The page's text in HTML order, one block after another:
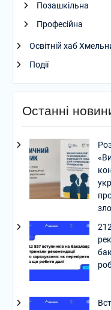
Позашкільна
Професійна
Освітній хаб
Події
Останні